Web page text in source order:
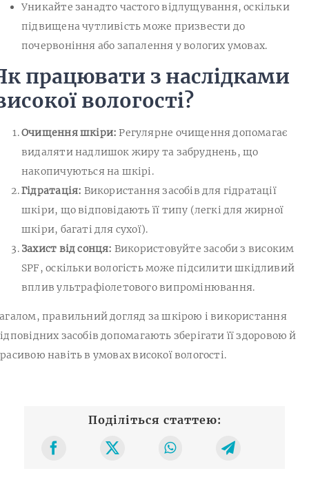
Уникайте занадто частого відлущування, оскільки
підвищена чутливість може призвести до
почервоніння або запалення у вологих умовах.
працювати з наслідками
вологості?
Очищення шкіри: Регулярне очищення допомагає
видаляти надлишок жиру та забруднень, що
накопичуються на шкірі.
Гідратація: Використання засобів для гідратації
шкіри, що відповідають її типу (легкі для жирної
шкіри, багаті для сухої).
Захист від сонця: Використовуйте засоби з високим
SPF, оскільки вологість може підсилити шкідливий
вплив ультрафіолетового випромінювання.
правильний догляд за шкірою і використання
засобів допомагають зберігати її здоровою й
навіть в умовах високої вологості.
Поділіться статтею: